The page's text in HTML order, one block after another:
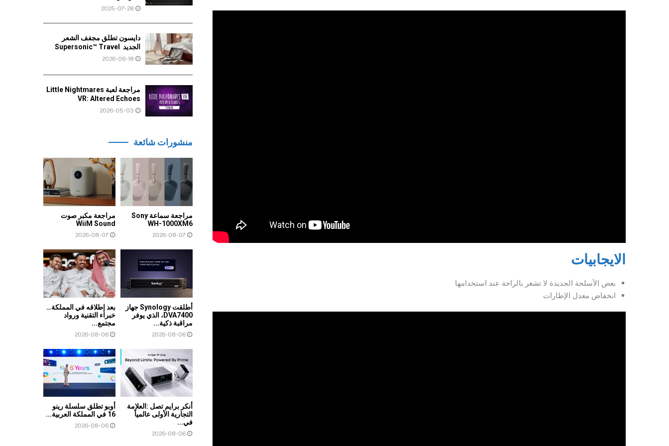
الايجابيات
بعض الأسلحة الجديدة لا تشعر بالراحة عند استخدامها
انخفاض معدل الإطارات
2025-07-28
دايسون تطلق مجفف الشعر
الجديد Supersonic™ Travel
2026-06-18
مراجعة لعبة Little Nightmares
VR: Altered Echoes
2026-05-03
منشورات شائعة
مراجعة سماعة Sony
WH-1000XM6
2026-08-07
مراجعة مكبر صوت
WiiM Sound
2026-08-07
أطلقت Synology جهاز
DVA7400، الذي يوفر
مراقبة ذكية...
2026-08-06
بعد إطلاقه في المملكة…
خبراء التقنية ورواد
مجتمع...
2026-08-06
أنكر برايم تصل :العلامة
التجارية الأولى عالمياً
في...
2026-08-06
أوبو تطلق سلسلة رينو
16 في المملكة العربية...
2026-08-06